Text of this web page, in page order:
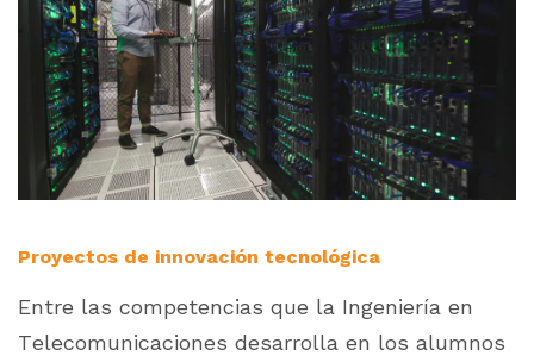
Proyectos de innovación tecnológica
Entre las competencias que la Ingeniería en
Telecomunicaciones desarrolla en los alumnos